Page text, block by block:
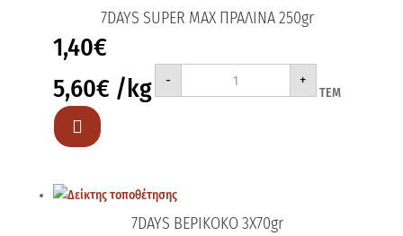
7DAYS SUPER MAX ΠΡΑΛΙΝΑ 250gr
1,40€
5,60€ /kg -
7DAYS
MAX
+
ΤΕΜ

7DAYS ΒΕΡΙΚΟΚΟ 3Χ70gr